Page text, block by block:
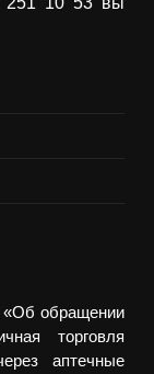
обращении
торговля
аптечные